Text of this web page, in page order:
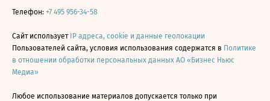
Телефон: +7 495 956-34-58
Сайт использует IP адреса, cookie и данные геолокации
Пользователей сайта, условия использования содержатся в Политике
в отношении обработки персональных данных АО «Бизнес Ньюс
Медиа»
Любое использование материалов допускается только при